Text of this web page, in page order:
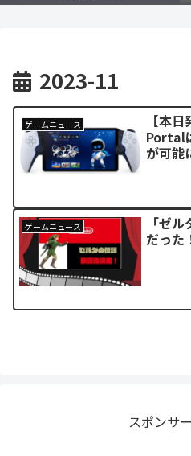
2023-11
ゲームニュース
【本
Portal
が可能
ゲームニュース
「ゼ
だった
スポンサ